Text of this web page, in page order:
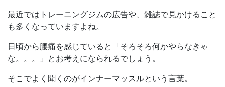
最近ではトレーニングジムの広告や、雑誌で見かけること
も多くなっていますよね。
日頃から腰痛を感じていると「そろそろ何かやらなきゃ
な。。。」とお考えになられるでしょう。
そこでよく聞くのがインナーマッスルという言葉。